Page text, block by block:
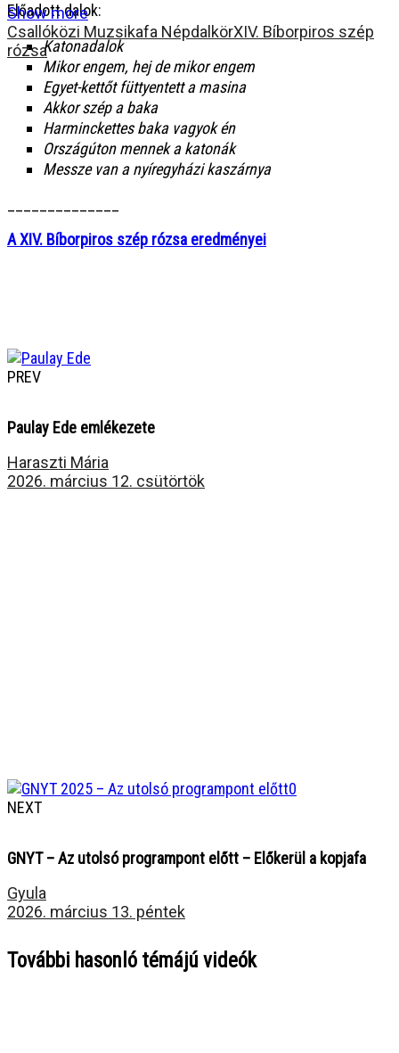
Előadott dalok:
Katonadalok
Mikor engem, hej de mikor engem
Egyet-kettőt füttyentett a masina
Akkor szép a baka
Harminckettes baka vagyok én
Országúton mennek a katonák
Messze van a nyíregyházi kaszárnya
______________
A XIV. Bíborpiros szép rózsa eredményei
Show more
Csallóközi Muzsikafa NépdalkörXIV. Bíborpiros szép
rózsa
PREV
Paulay Ede emlékezete
Haraszti Mária
2026. március 12. csütörtök
NEXT
GNYT – Az utolsó programpont előtt – Előkerül a kopjafa
Gyula
2026. március 13. péntek
További hasonló témájú videók